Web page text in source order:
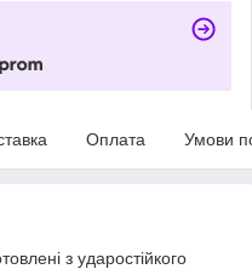
Оплата Умови
з ударостійкого